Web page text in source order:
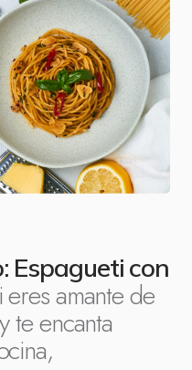
Espagueti con
eres amante de
te encanta